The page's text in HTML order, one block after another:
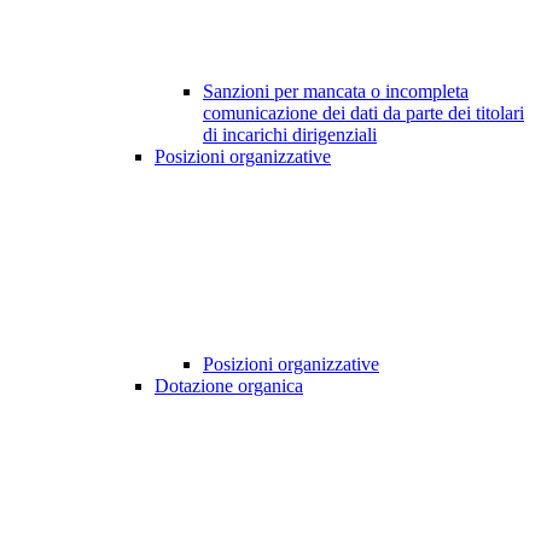
Sanzioni per mancata o incompleta
comunicazione dei dati da parte dei titolari
di incarichi dirigenziali
Posizioni organizzative
Posizioni organizzative
Dotazione organica